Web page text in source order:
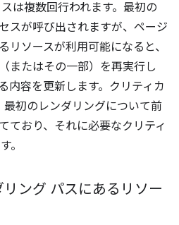
は複数回行われます。最初の
スが呼び出されますが、ページ
リソースが利用可能になると、
またはその一部）を再実行し
内容を更新します。クリティカ
初のレンダリングについて前
ており、それに必要なクリティ
。
ング パスにあるリソー